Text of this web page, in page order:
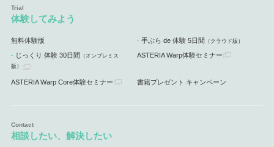
体験してみよう
無料体験版 手ぶら de 体験 5日間 （クラウド版）
じっくり 体験 30日間 （オンプレミス
版）
ASTERIA Warp体験セミナー
ASTERIA Warp Core体験セミナー 書籍プレゼント キャンペーン
相談したい、解決したい